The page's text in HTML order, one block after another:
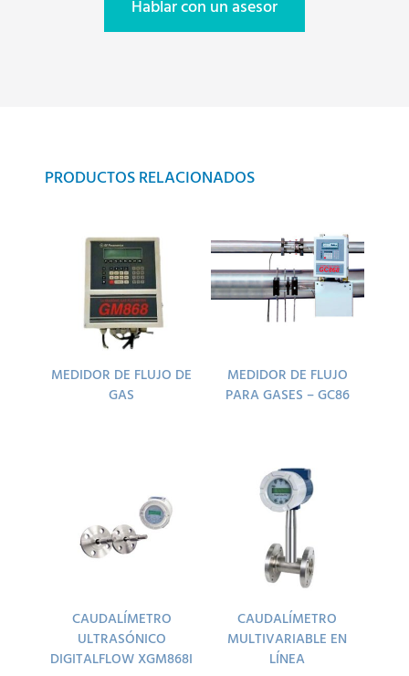
Hablar con un asesor
PRODUCTOS RELACIONADOS
MEDIDOR DE FLUJO DE
GAS
MEDIDOR DE FLUJO
PARA GASES – GC86
CAUDALÍMETRO
ULTRASÓNICO
DIGITALFLOW XGM868I
CAUDALÍMETRO
MULTIVARIABLE EN
LÍNEA